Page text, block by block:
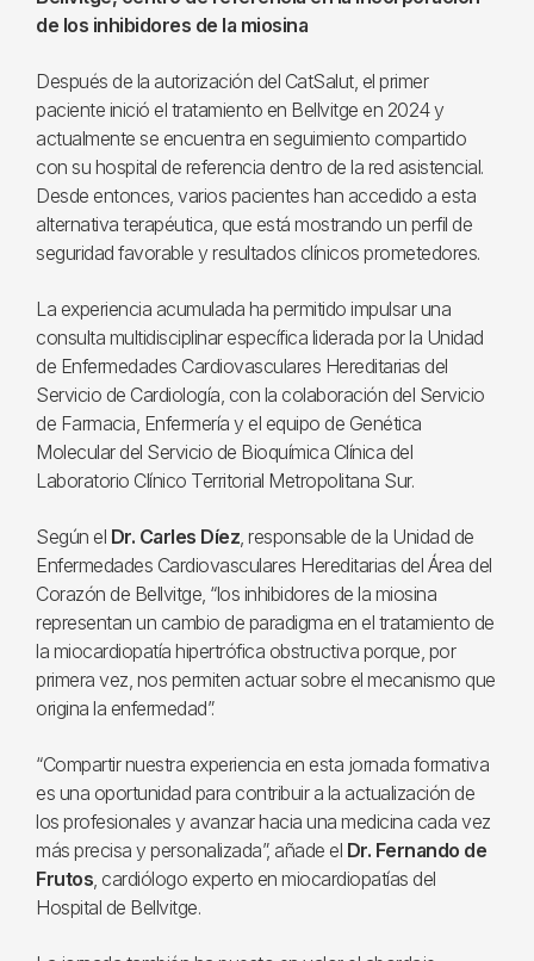
de los inhibidores de la miosina
Después de la autorización del CatSalut, el primer
paciente inició el tratamiento en Bellvitge en 2024 y
actualmente se encuentra en seguimiento compartido
con su hospital de referencia dentro de la red asistencial.
Desde entonces, varios pacientes han accedido a esta
alternativa terapéutica, que está mostrando un perfil de
seguridad favorable y resultados clínicos prometedores.
La experiencia acumulada ha permitido impulsar una
consulta multidisciplinar específica liderada por la Unidad
de Enfermedades Cardiovasculares Hereditarias del
Servicio de Cardiología, con la colaboración del Servicio
de Farmacia, Enfermería y el equipo de Genética
Molecular del Servicio de Bioquímica Clínica del
Laboratorio Clínico Territorial Metropolitana Sur.
Según el Dr. Carles Díez, responsable de la Unidad de
Enfermedades Cardiovasculares Hereditarias del Área del
Corazón de Bellvitge, “los inhibidores de la miosina
representan un cambio de paradigma en el tratamiento de
la miocardiopatía hipertrófica obstructiva porque, por
primera vez, nos permiten actuar sobre el mecanismo que
origina la enfermedad”.
“Compartir nuestra experiencia en esta jornada formativa
es una oportunidad para contribuir a la actualización de
los profesionales y avanzar hacia una medicina cada vez
más precisa y personalizada”, añade el Dr. Fernando de
Frutos, cardiólogo experto en miocardiopatías del
Hospital de Bellvitge.